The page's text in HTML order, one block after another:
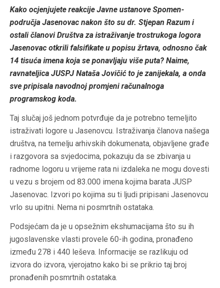
Kako ocjenjujete reakcije Javne ustanove Spomen-
područja Jasenovac nakon što su dr. Stjepan Razum i
ostali članovi Društva za istraživanje trostrukoga logora
Jasenovac otkrili falsifikate u popisu žrtava, odnosno čak
14 tisuća imena koja se ponavljaju više puta? Naime,
ravnateljica JUSPJ Nataša Jovičić to je zanijekala, a onda
sve pripisala navodnoj promjeni računalnoga
programskog koda.
Taj slučaj još jednom potvrđuje da je potrebno temeljito
istraživati logore u Jasenovcu. Istraživanja članova našega
društva, na temelju arhivskih dokumenata, objavljene građe
i razgovora sa svjedocima, pokazuju da se zbivanja u
radnome logoru u vrijeme rata ni izdaleka ne mogu dovesti
u vezu s brojem od 83.000 imena kojima barata JUSP
Jasenovac. Izvori po kojima su ti ljudi pripisani Jasenovcu
vrlo su upitni. Nema ni posmrtnih ostataka.
Podsjećam da je u opsežnim ekshumacijama što su ih
jugoslavenske vlasti provele 60-ih godina, pronađeno
između 278 i 440 leševa. Informacije se razlikuju od
izvora do izvora, vjerojatno kako bi se prikrio taj broj
pronađenih posmrtnih ostataka.